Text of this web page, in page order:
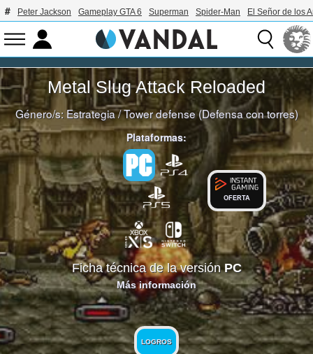
Peter Jackson Gameplay GTA 6 Superman Spider-Man El Señor de los
Metal Slug Attack Reloaded
Género/s:Estrategia/Tower defense (Defensa con torres)
Plataformas:
OFERTA
Ficha técnica de la versiónPC
Más información
LOGROS